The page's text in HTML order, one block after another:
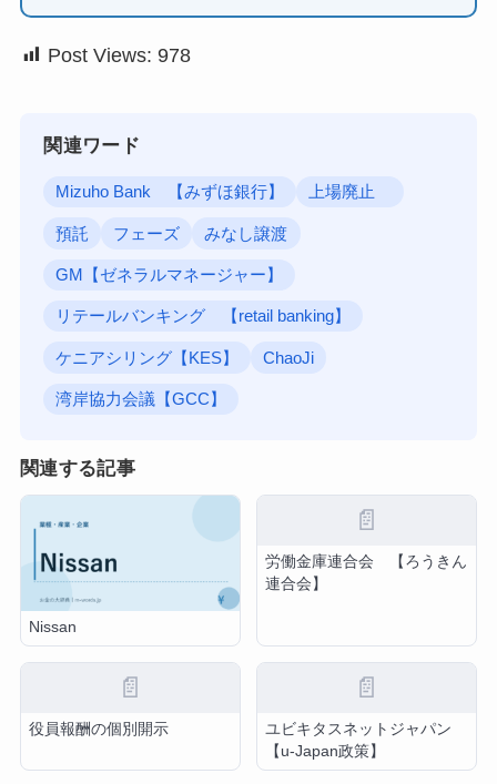
Post Views: 978
関連ワード
Mizuho Bank 【みずほ銀行】 上場廃止
預託 フェーズ みなし譲渡
GM【ゼネラルマネージャー】
リテールバンキング 【retail banking】
ケニアシリング【KES】 ChaoJi
湾岸協力会議【GCC】
関連する記事
Nissan
📄
労働金庫連合会 【ろうきん
連合会】
📄
役員報酬の個別開示
📄
ユビキタスネットジャパン
【u-Japan政策】